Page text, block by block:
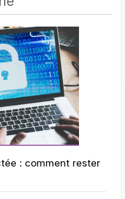
: comment rester